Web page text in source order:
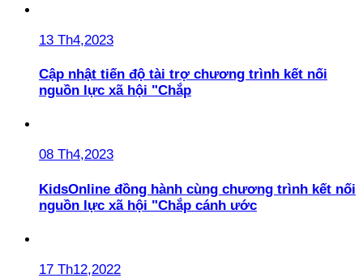
13 Th4,2023
Cập nhật tiến độ tài trợ chương trình kết nối
nguồn lực xã hội "Chắp
08 Th4,2023
KidsOnline đồng hành cùng chương trình kết nối
nguồn lực xã hội "Chắp cánh ước
17 Th12,2022